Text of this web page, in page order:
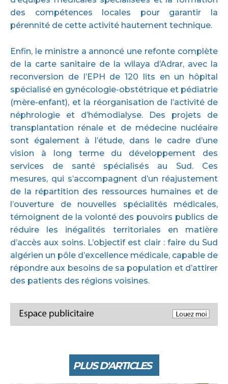
des compétences locales pour garantir la
pérennité de cette activité hautement technique.
Enfin, le ministre a annoncé une refonte complète
de la carte sanitaire de la wilaya d’Adrar, avec la
reconversion de l’EPH de 120 lits en un hôpital
spécialisé en gynécologie-obstétrique et pédiatrie
(mère-enfant), et la réorganisation de l’activité de
néphrologie et d’hémodialyse. Des projets de
transplantation rénale et de médecine nucléaire
sont également à l’étude, dans le cadre d’une
vision à long terme du développement des
services de santé spécialisés au Sud. Ces
mesures, qui s’accompagnent d’un réajustement
de la répartition des ressources humaines et de
l’ouverture de nouvelles spécialités médicales,
témoignent de la volonté des pouvoirs publics de
réduire les inégalités territoriales en matière
d’accès aux soins. L’objectif est clair : faire du Sud
algérien un pôle d’excellence médicale, capable de
répondre aux besoins de sa population et d’attirer
des patients des régions voisines.
PLUS D'ARTICLES